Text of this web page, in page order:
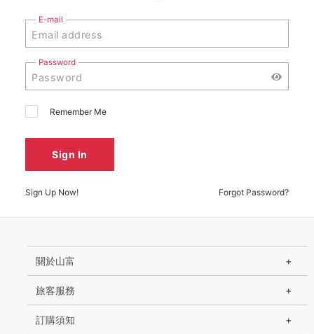
E-mail
Password
Remember Me
Sign In
Sign Up Now! Forgot Password?
關於山富
旅客服務
訂購須知